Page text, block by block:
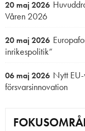
20 maj 2026
Våren 2026
20 maj 2026
inrikespolitik”
06 maj 2026 Nytt
försvarsinnovation